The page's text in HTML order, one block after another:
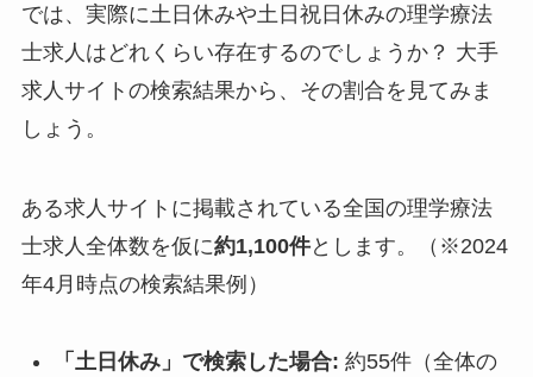
では、実際に土日休みや土日祝日休みの理学療法
士求人はどれくらい存在するのでしょうか？ 大手
求人サイトの検索結果から、その割合を見てみま
しょう。
ある求人サイトに掲載されている全国の理学療法
士求人全体数を仮に約1,100件とします。（※2024
年4月時点の検索結果例）
「土日休み」で検索した場合: 約55件（全体の